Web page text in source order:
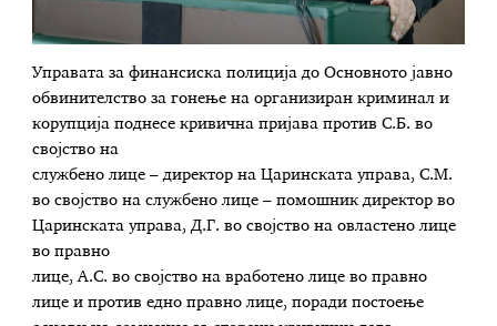
Управата за финансиска полиција до Основното јавно
обвинителство за гонење на организиран криминал и
корупција поднесе кривична пријава против С.Б. во
својство на
службено лице – директор на Царинската управа, С.М.
во својство на службено лице – помошник директор во
Царинската управа, Д.Г. во својство на овластено лице
во правно
лице, А.С. во својство на вработено лице во правно
лице и против едно правно лице, поради постоење